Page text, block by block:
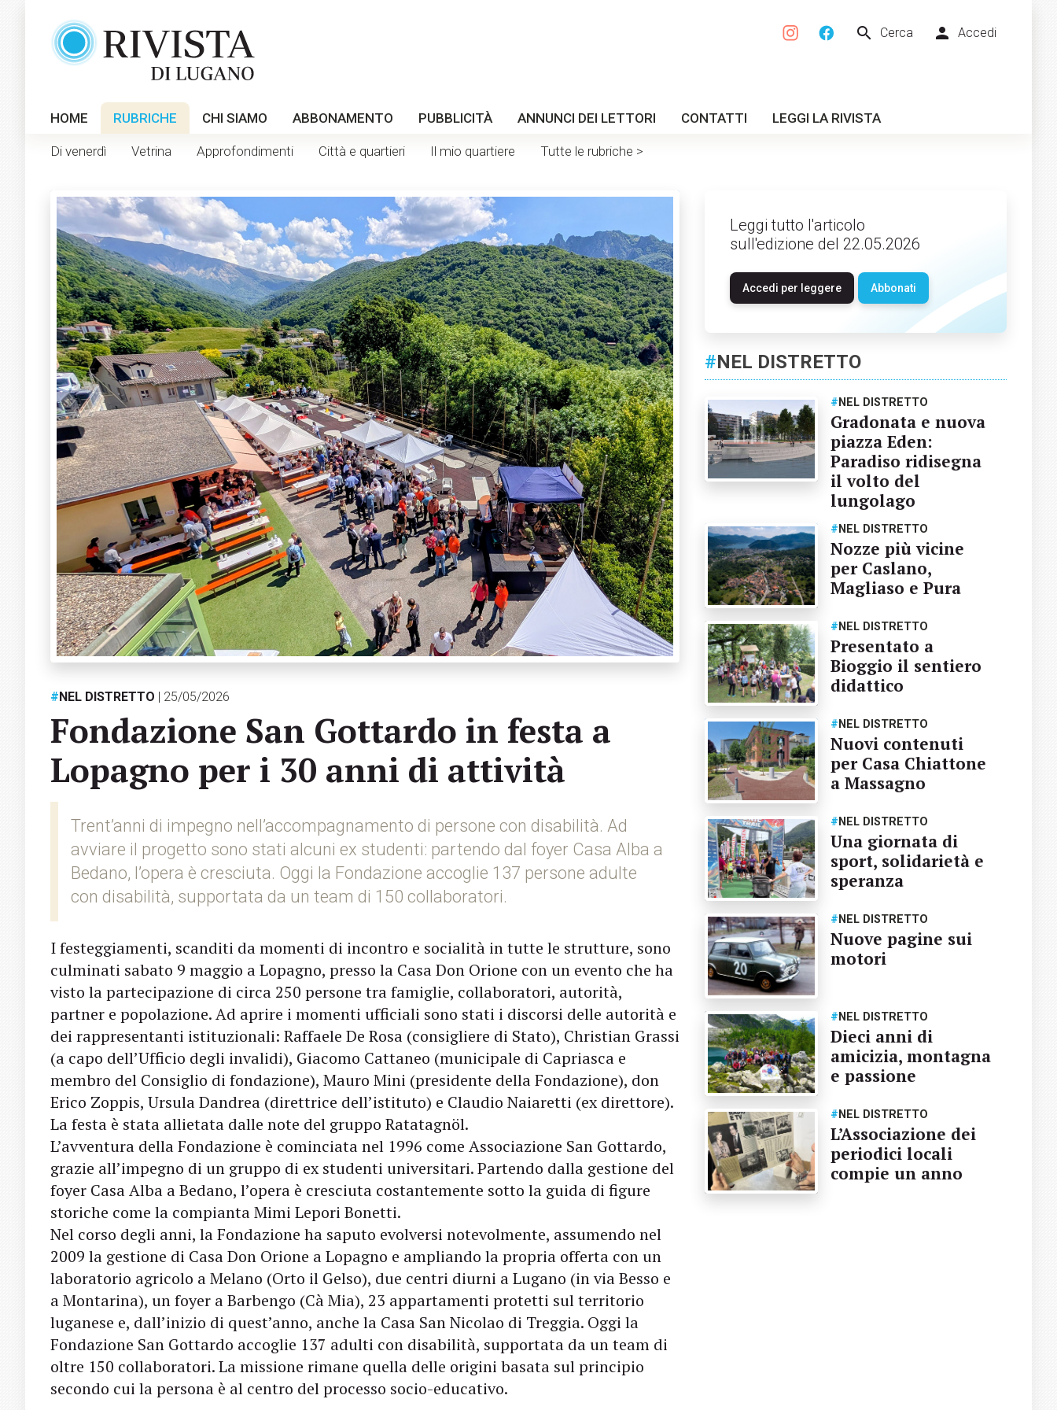
search Cerca person Accedi
HOME RUBRICHE CHI SIAMO ABBONAMENTO PUBBLICITÀ ANNUNCI DEI LETTORI CONTATTI LEGGI LA RIVISTA
Di venerdì Vetrina Approfondimenti Città e quartieri Il mio quartiere Tutte le rubriche >
#NEL DISTRETTO | 25/05/2026
Fondazione San Gottardo in festa a
Lopagno per i 30 anni di attività
Trent’anni di impegno nell’accompagnamento di persone con disabilità. Ad
avviare il progetto sono stati alcuni ex studenti: partendo dal foyer Casa Alba a
Bedano, l’opera è cresciuta. Oggi la Fondazione accoglie 137 persone adulte
con disabilità, supportata da un team di 150 collaboratori.
I festeggiamenti, scanditi da momenti di incontro e socialità in tutte le strutture, sono
culminati sabato 9 maggio a Lopagno, presso la Casa Don Orione con un evento che ha
visto la partecipazione di circa 250 persone tra famiglie, collaboratori, autorità,
partner e popolazione. Ad aprire i momenti ufficiali sono stati i discorsi delle autorità e
dei rappresentanti istituzionali: Raffaele De Rosa (consigliere di Stato), Christian Grassi
(a capo dell’Ufficio degli invalidi), Giacomo Cattaneo (municipale di Capriasca e
membro del Consiglio di fondazione), Mauro Mini (presidente della Fondazione), don
Erico Zoppis, Ursula Dandrea (direttrice dell’istituto) e Claudio Naiaretti (ex direttore).
La festa è stata allietata dalle note del gruppo Ratatagnöl.
L’avventura della Fondazione è cominciata nel 1996 come Associazione San Gottardo,
grazie all’impegno di un gruppo di ex studenti universitari. Partendo dalla gestione del
foyer Casa Alba a Bedano, l’opera è cresciuta costantemente sotto la guida di figure
storiche come la compianta Mimi Lepori Bonetti.
Nel corso degli anni, la Fondazione ha saputo evolversi notevolmente, assumendo nel
2009 la gestione di Casa Don Orione a Lopagno e ampliando la propria offerta con un
laboratorio agricolo a Melano (Orto il Gelso), due centri diurni a Lugano (in via Besso e
a Montarina), un foyer a Barbengo (Cà Mia), 23 appartamenti protetti sul territorio
luganese e, dall’inizio di quest’anno, anche la Casa San Nicolao di Treggia. Oggi la
Fondazione San Gottardo accoglie 137 adulti con disabilità, supportata da un team di
oltre 150 collaboratori. La missione rimane quella delle origini basata sul principio
secondo cui la persona è al centro del processo socio-educativo.
Leggi tutto l'articolo
sull'edizione del 22.05.2026
Accedi per leggere Abbonati
#NEL DISTRETTO
# NEL DISTRETTO
Gradonata e nuova
piazza Eden:
Paradiso ridisegna
il volto del
lungolago
# NEL DISTRETTO
Nozze più vicine
per Caslano,
Magliaso e Pura
# NEL DISTRETTO
Presentato a
Bioggio il sentiero
didattico
# NEL DISTRETTO
Nuovi contenuti
per Casa Chiattone
a Massagno
# NEL DISTRETTO
Una giornata di
sport, solidarietà e
speranza
# NEL DISTRETTO
Nuove pagine sui
motori
# NEL DISTRETTO
Dieci anni di
amicizia, montagna
e passione
# NEL DISTRETTO
L’Associazione dei
periodici locali
compie un anno